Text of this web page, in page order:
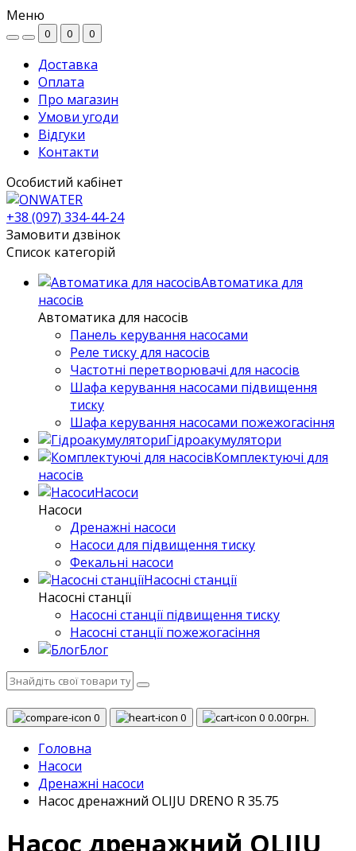
Меню
0 0 0
Доставка
Оплата
Про магазин
Умови угоди
Відгуки
Контакти
Особистий кабінет
+38 (097) 334-44-24
Замовити дзвінок
Список категорій
Автоматика для
насосів
Автоматика для насосів
Панель керування насосами
Реле тиску для насосів
Частотні перетворювачі для насосів
Шафа керування насосами підвищення
тиску
Шафа керування насосами пожежогасіння
Гідроакумулятори
Комплектуючі для
насосів
Насоси
Насоси
Дренажні насоси
Насоси для підвищення тиску
Фекальні насоси
Насосні станції
Насосні станції
Насосні станції підвищення тиску
Насосні станції пожежогасіння
Блог
0 0 0 0.00грн.
Головна
Насоси
Дренажні насоси
Насос дренажний OLIJU DRENO R 35.75
Насос дренажний OLIJU